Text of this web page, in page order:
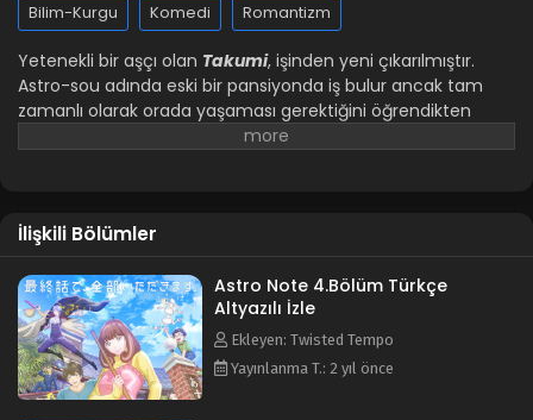
Bilim-Kurgu Komedi Romantizm
Yetenekli bir aşçı olan Takumi, işinden yeni çıkarılmıştır.
Astro-sou adında eski bir pansiyonda iş bulur ancak tam
zamanlı olarak orada yaşaması gerektiğini öğrendikten
sonra kabul etmekte tereddüt eder. Ta ki güzel ve çekici
İlişkili Bölümler
Astro Note 4.Bölüm Türkçe
Altyazılı İzle
Ekleyen: Twisted Tempo
Yayınlanma T.: 2 yıl önce